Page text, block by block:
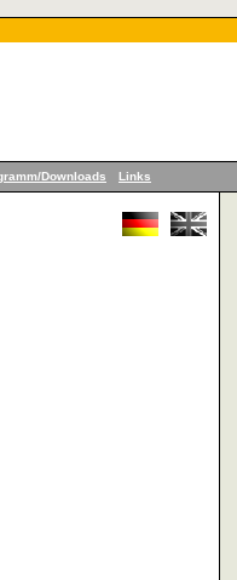
Downloads Links